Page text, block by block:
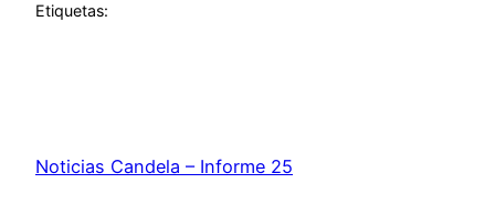
Etiquetas:
Noticias Candela – Informe 25